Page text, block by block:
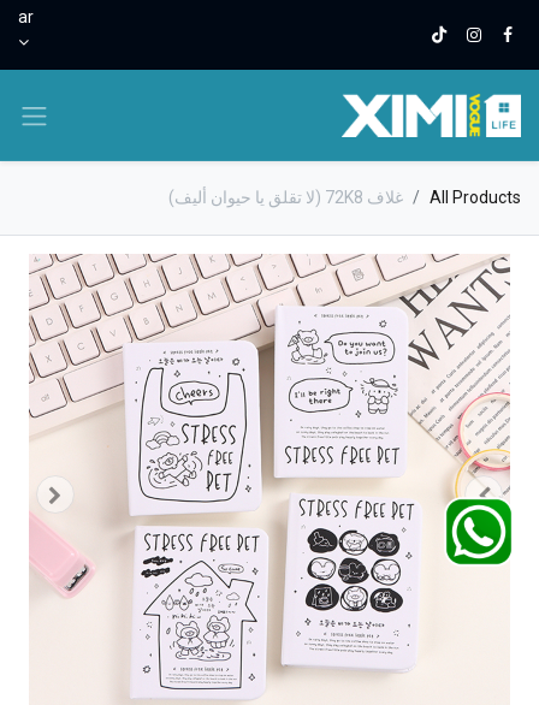
ar
All Products غلاف 72K8 (لا تقلق يا حيوان أليف)